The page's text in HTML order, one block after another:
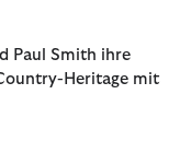
Paul Smith ihre
Heritage mit